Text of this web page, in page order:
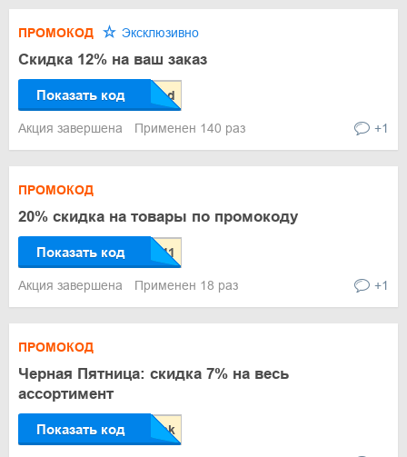
ПРОМОКОД Эксклюзивно
Скидка 12% на ваш заказ
Показать код
Акция завершена Применен 140 раз +1
ПРОМОКОД
20% скидка на товары по промокоду
Показать код
Акция завершена Применен 18 раз +1
ПРОМОКОД
Черная Пятница: скидка 7% на весь
ассортимент
Показать код